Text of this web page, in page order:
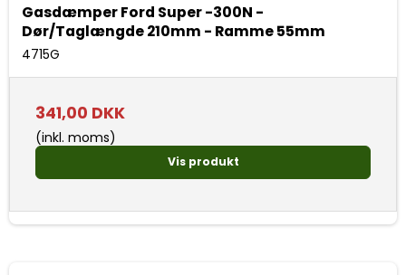
Gasdæmper Ford Super -300N -
Dør/Taglængde 210mm - Ramme 55mm
4715G
341,00 DKK
(inkl. moms)
Vis produkt